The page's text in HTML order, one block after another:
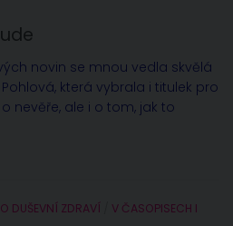
novin se mnou vedla skvělá
která vybrala i titulek pro
nevěře, ale i o tom, jak to
DUŠEVNÍ ZDRAVÍ
V ČASOPISECH I